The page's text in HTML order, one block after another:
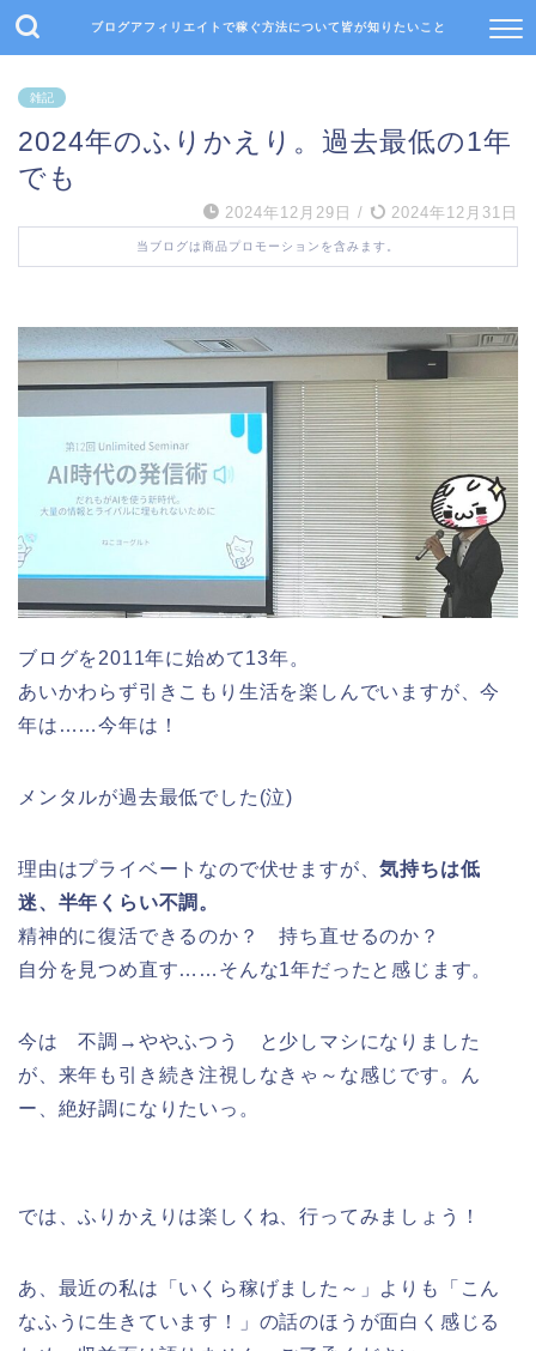
ブログアフィリエイトで稼ぐ方法について皆が知りたいこと
雑記
2024年のふりかえり。過去最低の1年
でも
2024年12月29日 / 2024年12月31日
当ブログは商品プロモーションを含みます。
ブログを2011年に始めて13年。
あいかわらず引きこもり生活を楽しんでいますが、今
年は……今年は！
メンタルが過去最低でした(泣)
理由はプライベートなので伏せますが、気持ちは低
迷、半年くらい不調。
精神的に復活できるのか？ 持ち直せるのか？
自分を見つめ直す……そんな1年だったと感じます。
今は 不調→ややふつう と少しマシになりました
が、来年も引き続き注視しなきゃ～な感じです。ん
ー、絶好調になりたいっ。
では、ふりかえりは楽しくね、行ってみましょう！
あ、最近の私は「いくら稼げました～」よりも「こん
なふうに生きています！」の話のほうが面白く感じる